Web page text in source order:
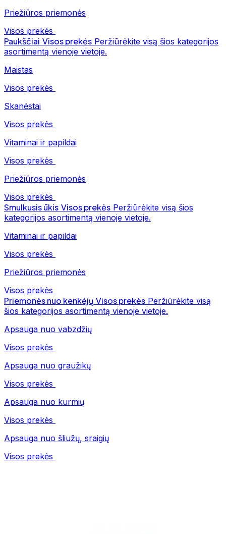
Priežiūros priemonės
Visos prekės
Paukščiai Visos prekės Peržiūrėkite visą šios kategorijos
asortimentą vienoje vietoje.
Maistas
Visos prekės
Skanėstai
Visos prekės
Vitaminai ir papildai
Visos prekės
Priežiūros priemonės
Visos prekės
Smulkusis ūkis Visos prekės Peržiūrėkite visą šios
kategorijos asortimentą vienoje vietoje.
Vitaminai ir papildai
Visos prekės
Priežiūros priemonės
Visos prekės
Priemonės nuo kenkėjų Visos prekės Peržiūrėkite visą
šios kategorijos asortimentą vienoje vietoje.
Apsauga nuo vabzdžių
Visos prekės
Apsauga nuo graužikų
Visos prekės
Apsauga nuo kurmių
Visos prekės
Apsauga nuo šliužų, sraigių
Visos prekės